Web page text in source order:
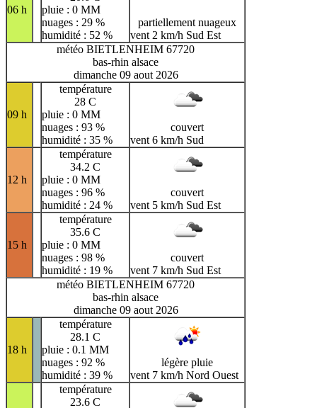
06 h
pluie : 0 MM
nuages : 29 %
humidité : 52 %
partiellement nuageux
vent 2 km/h Sud Est
météo BIETLENHEIM 67720
bas-rhin alsace
dimanche 09 aout 2026
09 h
température
28 C
pluie : 0 MM
nuages : 93 %
humidité : 35 %
couvert
vent 6 km/h Sud
12 h
température
34.2 C
pluie : 0 MM
nuages : 96 %
humidité : 24 %
couvert
vent 5 km/h Sud Est
15 h
température
35.6 C
pluie : 0 MM
nuages : 98 %
humidité : 19 %
couvert
vent 7 km/h Sud Est
météo BIETLENHEIM 67720
bas-rhin alsace
dimanche 09 aout 2026
18 h
température
28.1 C
pluie : 0.1 MM
nuages : 92 %
humidité : 39 %
légère pluie
vent 7 km/h Nord Ouest
température
23.6 C